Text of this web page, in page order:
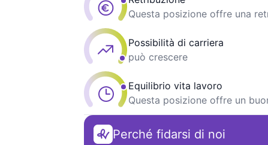
Questa posizione offre una
Possibilità di carriera
può crescere
Equilibrio vita lavoro
Questa posizione offre un
Perché fidarsi di noi